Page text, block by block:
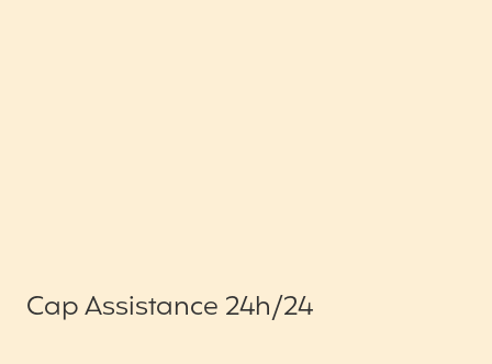
Cap Assistance 24h/24